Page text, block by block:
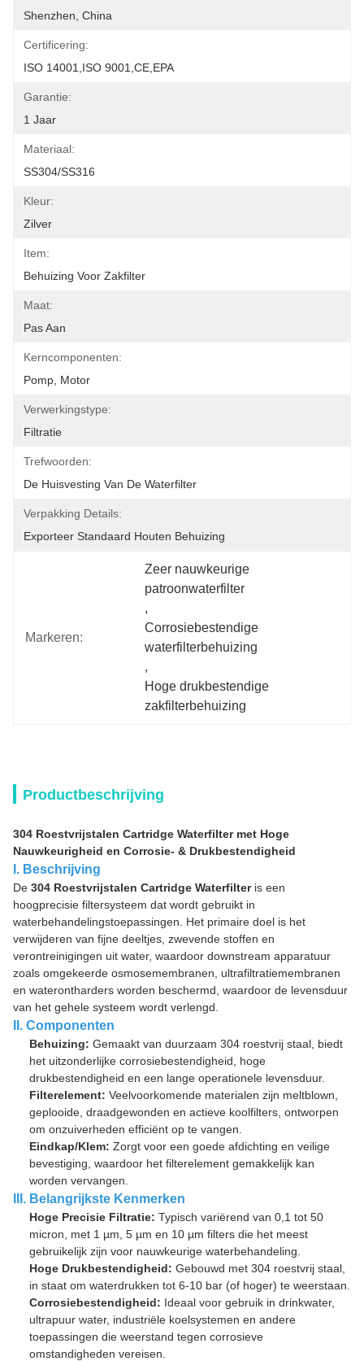
Shenzhen, China
Certificering:
ISO 14001,ISO 9001,CE,EPA
Garantie:
1 Jaar
Materiaal:
SS304/SS316
Kleur:
Zilver
Item:
Behuizing Voor Zakfilter
Maat:
Pas Aan
Kerncomponenten:
Pomp, Motor
Verwerkingstype:
Filtratie
Trefwoorden:
De Huisvesting Van De Waterfilter
Verpakking Details:
Exporteer Standaard Houten Behuizing
Markeren:
Zeer nauwkeurige
patroonwaterfilter
,
Corrosiebestendige
waterfilterbehuizing
,
Hoge drukbestendige
zakfilterbehuizing
Productbeschrijving
304 Roestvrijstalen Cartridge Waterfilter met Hoge
Nauwkeurigheid en Corrosie- & Drukbestendigheid
I. Beschrijving
De 304 Roestvrijstalen Cartridge Waterfilteris een
hoogprecisie filtersysteem dat wordt gebruikt in
waterbehandelingstoepassingen. Het primaire doel is het
verwijderen van fijne deeltjes, zwevende stoffen en
verontreinigingen uit water, waardoor downstream apparatuur
zoals omgekeerde osmosemembranen, ultrafiltratiemembranen
en waterontharders worden beschermd, waardoor de levensduur
van het gehele systeem wordt verlengd.
II. Componenten
Behuizing: Gemaakt van duurzaam 304 roestvrij staal, biedt
het uitzonderlijke corrosiebestendigheid, hoge
drukbestendigheid en een lange operationele levensduur.
Filterelement: Veelvoorkomende materialen zijn meltblown,
geplooide, draadgewonden en actieve koolfilters, ontworpen
om onzuiverheden efficiënt op te vangen.
Eindkap/Klem: Zorgt voor een goede afdichting en veilige
bevestiging, waardoor het filterelement gemakkelijk kan
worden vervangen.
III. Belangrijkste Kenmerken
Hoge Precisie Filtratie: Typisch variërend van 0,1 tot 50
micron, met 1 µm, 5 µm en 10 µm filters die het meest
gebruikelijk zijn voor nauwkeurige waterbehandeling.
Hoge Drukbestendigheid: Gebouwd met 304 roestvrij staal,
in staat om waterdrukken tot 6-10 bar (of hoger) te weerstaan.
Corrosiebestendigheid: Ideaal voor gebruik in drinkwater,
ultrapuur water, industriële koelsystemen en andere
toepassingen die weerstand tegen corrosieve
omstandigheden vereisen.